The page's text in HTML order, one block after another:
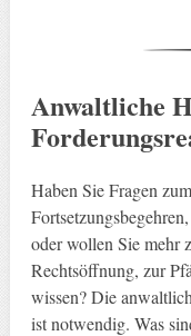
Anwaltliche
Haben Sie Fragen
oder wollen Sie mehr
Rechtsöffnung, zur
wissen? Die
ist notwendig. Was